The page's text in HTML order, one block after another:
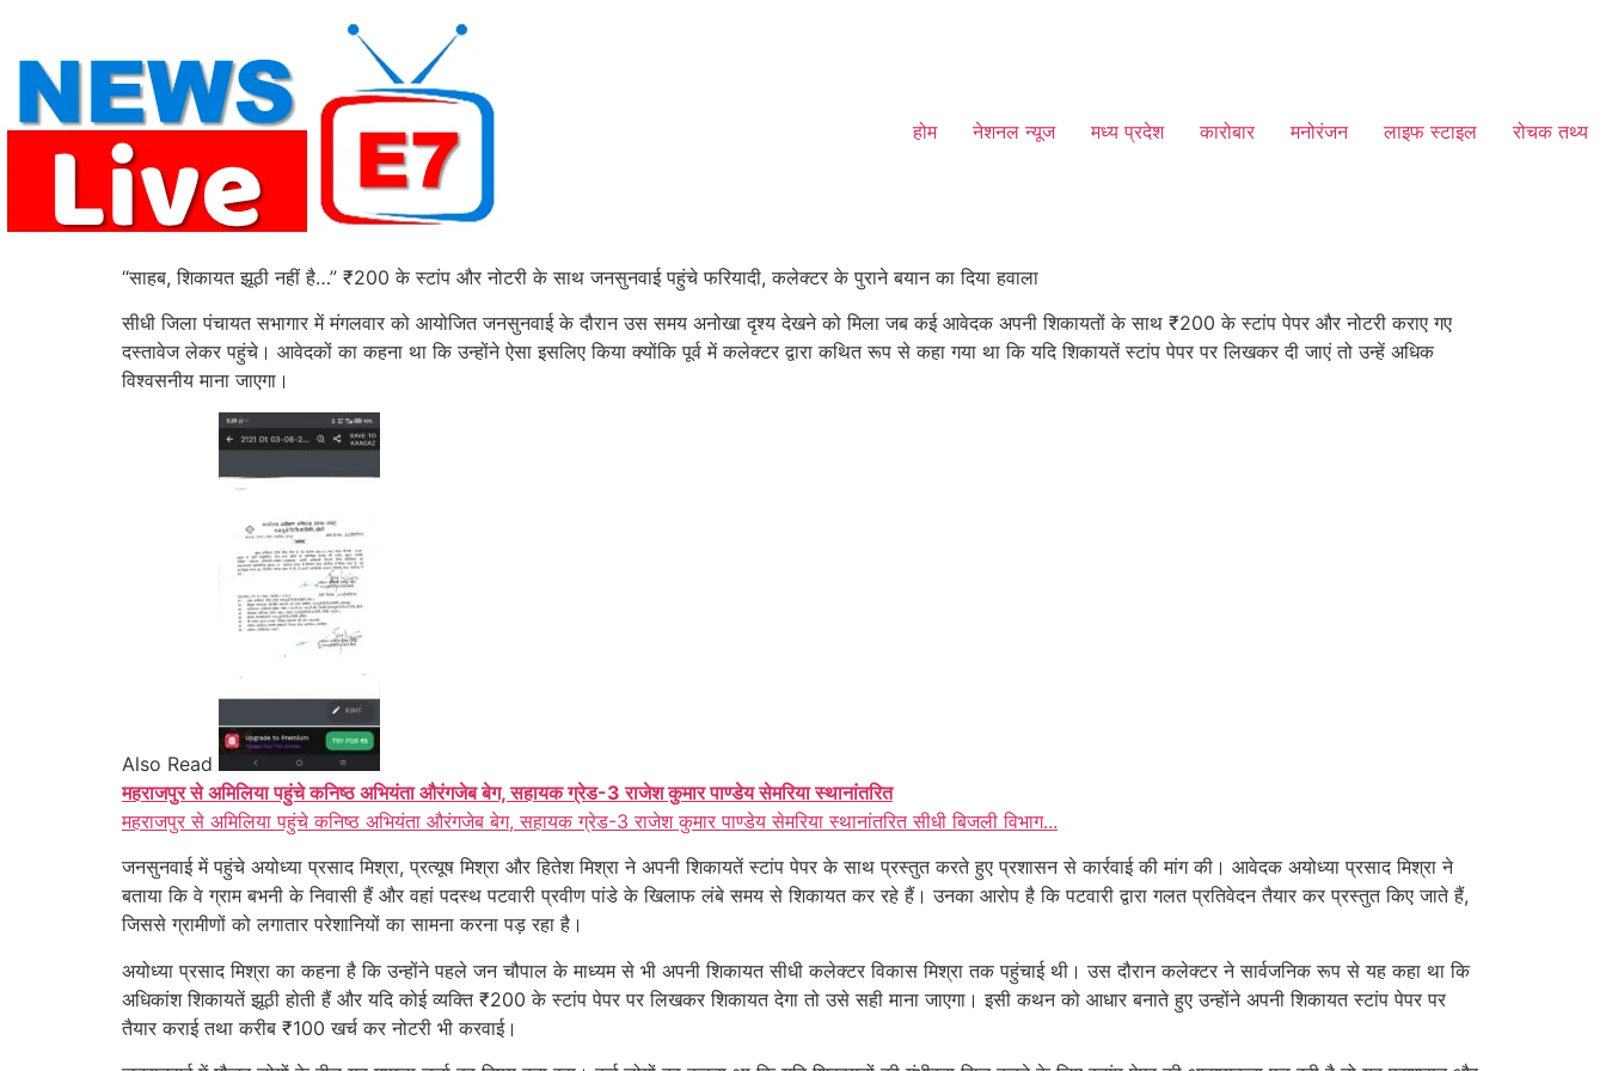
content
होम नेशनल न्यूज मध्य प्रदेश कारोबार मनोरंजन लाइफ स्टाइल रोचक तथ्य
“साहब, शिकायत झूठी नहीं है…” ₹200 के स्टांप और नोटरी के साथ जनसुनवाई पहुंचे फरियादी, कलेक्टर के पुराने बयान का दिया हवाला
सीधी जिला पंचायत सभागार में मंगलवार को आयोजित जनसुनवाई के दौरान उस समय अनोखा दृश्य देखने को मिला जब कई आवेदक अपनी शिकायतों के साथ ₹200 के स्टांप पेपर और नोटरी कराए गए
दस्तावेज लेकर पहुंचे। आवेदकों का कहना था कि उन्होंने ऐसा इसलिए किया क्योंकि पूर्व में कलेक्टर द्वारा कथित रूप से कहा गया था कि यदि शिकायतें स्टांप पेपर पर लिखकर दी जाएं तो उन्हें अधिक
विश्वसनीय माना जाएगा।
Also Read
महराजपुर से अमिलिया पहुंचे कनिष्ठ अभियंता औरंगजेब बेग, सहायक ग्रेड-3 राजेश कुमार पाण्डेय सेमरिया स्थानांतरित
महराजपुर से अमिलिया पहुंचे कनिष्ठ अभियंता औरंगजेब बेग, सहायक ग्रेड-3 राजेश कुमार पाण्डेय सेमरिया स्थानांतरित सीधी बिजली विभाग...
जनसुनवाई में पहुंचे अयोध्या प्रसाद मिश्रा, प्रत्यूष मिश्रा और हितेश मिश्रा ने अपनी शिकायतें स्टांप पेपर के साथ प्रस्तुत करते हुए प्रशासन से कार्रवाई की मांग की। आवेदक अयोध्या प्रसाद मिश्रा ने
बताया कि वे ग्राम बभनी के निवासी हैं और वहां पदस्थ पटवारी प्रवीण पांडे के खिलाफ लंबे समय से शिकायत कर रहे हैं। उनका आरोप है कि पटवारी द्वारा गलत प्रतिवेदन तैयार कर प्रस्तुत किए जाते हैं,
जिससे ग्रामीणों को लगातार परेशानियों का सामना करना पड़ रहा है।
अयोध्या प्रसाद मिश्रा का कहना है कि उन्होंने पहले जन चौपाल के माध्यम से भी अपनी शिकायत सीधी कलेक्टर विकास मिश्रा तक पहुंचाई थी। उस दौरान कलेक्टर ने सार्वजनिक रूप से यह कहा था कि
अधिकांश शिकायतें झूठी होती हैं और यदि कोई व्यक्ति ₹200 के स्टांप पेपर पर लिखकर शिकायत देगा तो उसे सही माना जाएगा। इसी कथन को आधार बनाते हुए उन्होंने अपनी शिकायत स्टांप पेपर पर
तैयार कराई तथा करीब ₹100 खर्च कर नोटरी भी करवाई।